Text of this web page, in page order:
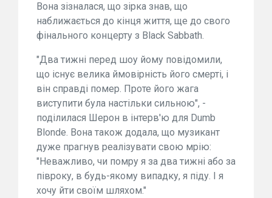
Вона зізналася, що зірка знав, що
наближається до кінця життя, ще до свого
фінального концерту з Black Sabbath.
"Два тижні перед шоу йому повідомили,
що існує велика ймовірність його смерті, і
він справді помер. Проте його жага
виступити була настільки сильною", -
поділилася Шерон в інтерв'ю для Dumb
Blonde. Вона також додала, що музикант
дуже прагнув реалізувати свою мрію:
"Неважливо, чи помру я за два тижні або за
півроку, в будь-якому випадку, я піду. І я
хочу йти своїм шляхом."